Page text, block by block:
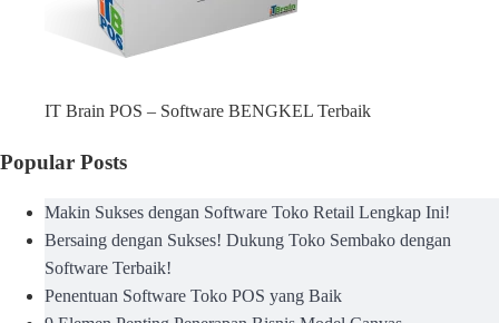
IT Brain POS – Software BENGKEL Terbaik
Popular Posts
Makin Sukses dengan Software Toko Retail Lengkap Ini!
Bersaing dengan Sukses! Dukung Toko Sembako dengan
Software Terbaik!
Penentuan Software Toko POS yang Baik